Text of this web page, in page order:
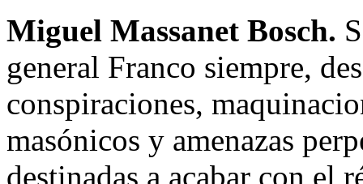
Miguel Massanet Bosch.
general Franco siempre,
conspiraciones,
masónicos y amenazas
destinadas a acabar con el